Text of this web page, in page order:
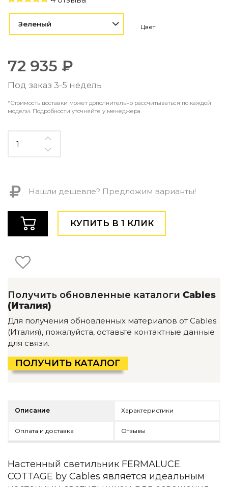
Контемпорари
Производство архитектурного и декоративного
Мебель
Стулья
Столы и столики
Кровати и матрасы
Комоды и тумбы
Консоли
Мебель по назначению
Корпусная мебель на заказ
Мебель для ванной
Офисная мебель
Детская мебель
Фитнес и wellness-оборудование
Коллекции
INTERRA — Soft Modern
ARTOPIA — Mid-Century
DAYZ — Ethno
Все коллекции мебели
Подбор, производство и комплектация по вашему
Декор
Для кухни
Зеркала
Зеленые стены
Дизайнерские кальяны
Подбор, производство и комплектация по вашему
Цвет
Зеленый
72 935 ₽
Под заказ 3-5 недель
*Стоимость доставки может дополнительно рассчитываться по каждой
модели. Подробности уточняйте у менеджера
Нашли дешевле? Предложим варианты!
КУПИТЬ В 1 КЛИК
Получить обновленные каталоги Cables
(Италия)
Для получения обновленных материалов от Cables
(Италия), пожалуйста, оставьте контактные данные
для связи.
ПОЛУЧИТЬ КАТАЛОГ
Описание Характеристики
Оплата и доставка Отзывы
Настенный светильник FERMALUCE
COTTAGE by Cables является идеальным